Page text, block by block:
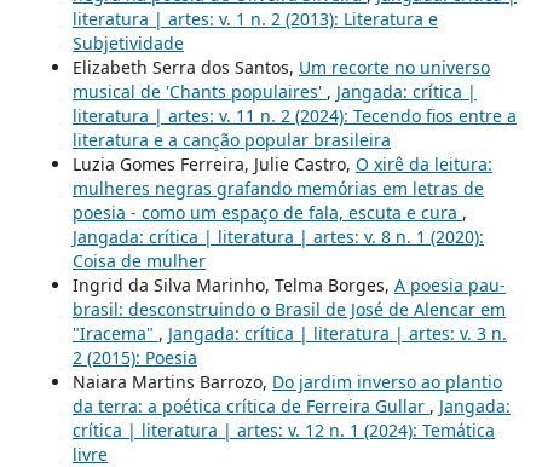
literatura | artes: v. 1 n. 2 (2013): Literatura e
Subjetividade
Elizabeth Serra dos Santos, Um recorte no universo
musical de 'Chants populaires' , Jangada: crítica |
literatura | artes: v. 11 n. 2 (2024): Tecendo fios entre a
literatura e a canção popular brasileira
Luzia Gomes Ferreira, Julie Castro, O xirê da leitura:
mulheres negras grafando memórias em letras de
poesia - como um espaço de fala, escuta e cura ,
Jangada: crítica | literatura | artes: v. 8 n. 1 (2020):
Coisa de mulher
Ingrid da Silva Marinho, Telma Borges, A poesia pau-
brasil: desconstruindo o Brasil de José de Alencar em
"Iracema" , Jangada: crítica | literatura | artes: v. 3 n.
2 (2015): Poesia
Naiara Martins Barrozo, Do jardim inverso ao plantio
da terra: a poética crítica de Ferreira Gullar , Jangada:
crítica | literatura | artes: v. 12 n. 1 (2024): Temática
livre